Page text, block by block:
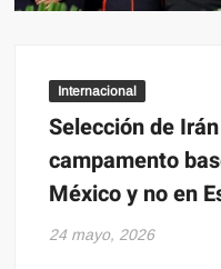
Internacional
Selección de
campamento
México y no en
24 mayo, 2026